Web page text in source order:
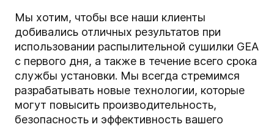
Мы хотим, чтобы все наши клиенты
добивались отличных результатов при
использовании распылительной сушилки GEA
с первого дня, а также в течение всего срока
службы установки. Мы всегда стремимся
разрабатывать новые технологии, которые
могут повысить производительность,
безопасность и эффективность вашего